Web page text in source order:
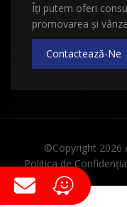
Îți putem oferi
promovarea și
Contactează-Ne
©Copyright 2026
Politica de